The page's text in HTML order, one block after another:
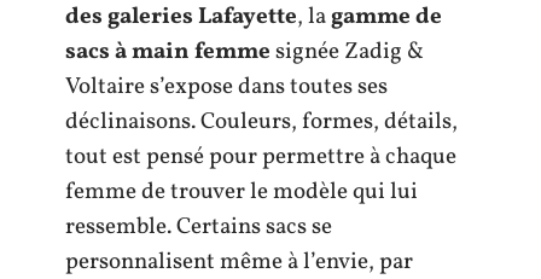
des galeries Lafayette, lagamme de
sacs à main femmesignée Zadig &
Voltaire s’expose dans toutes ses
déclinaisons. Couleurs, formes, détails,
tout est pensé pour permettre à chaque
femme de trouver le modèle qui lui
ressemble. Certains sacs se
personnalisent même à l’envie, par